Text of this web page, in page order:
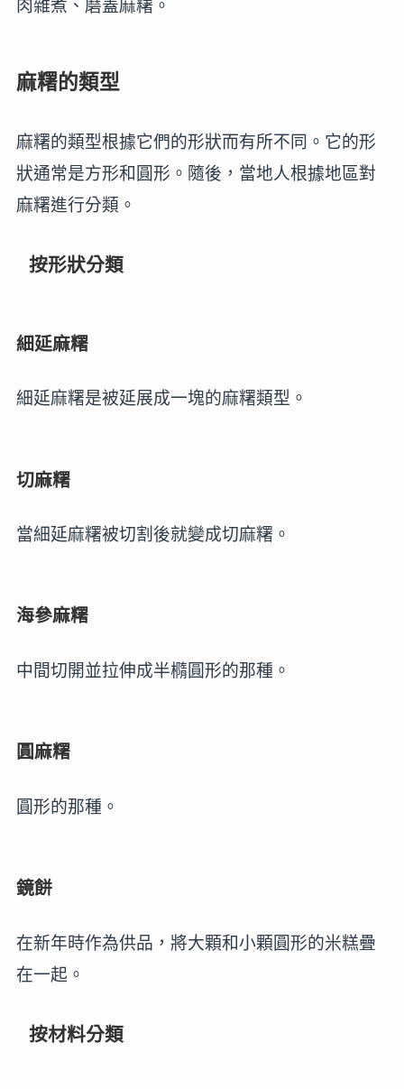
肉雜煮、磨蓋麻糬。
麻糬的類型
麻糬的類型根據它們的形狀而有所不同。它的形
狀通常是方形和圓形。隨後，當地人根據地區對
麻糬進行分類。
按形狀分類
細延麻糬
細延麻糬是被延展成一塊的麻糬類型。
切麻糬
當細延麻糬被切割後就變成切麻糬。
海參麻糬
中間切開並拉伸成半橢圓形的那種。
圓麻糬
圓形的那種。
鏡餅
在新年時作為供品，將大顆和小顆圓形的米糕疊
在一起。
按材料分類